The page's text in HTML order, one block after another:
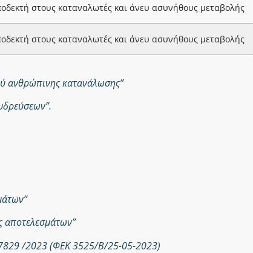
στους καταναλωτές και άνευ ασυνήθους μεταβολής
στους καταναλωτές και άνευ ασυνήθους μεταβολής
ανθρώπινης κατανάλωσης”
αποτελεσμάτων”
/2023 (ΦΕΚ 3525/Β/25-05-2023)